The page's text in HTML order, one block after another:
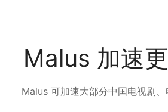
Malus 加速
Malus 可加速大部分中国电视剧